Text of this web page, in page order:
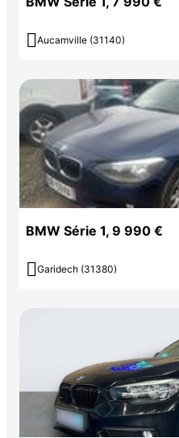
gris
Vignette Crit’Air
 Aucamville (31140)
BMW Série 1, 9 990 €
 Garidech (31380)